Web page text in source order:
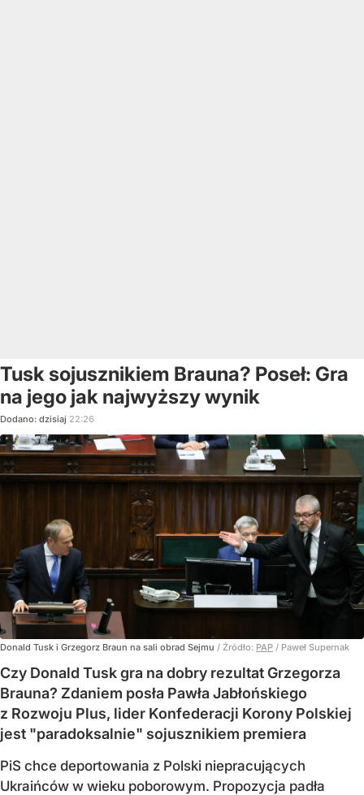
Tusk sojusznikiem Brauna? Poseł: Gra
na jego jak najwyższy wynik
Dodano: dzisiaj 22:26
Donald Tusk i Grzegorz Braun na sali obrad Sejmu / Źródło: PAP / Paweł Supernak
Czy Donald Tusk gra na dobry rezultat Grzegorza
Brauna? Zdaniem posła Pawła Jabłońskiego
z Rozwoju Plus, lider Konfederacji Korony Polskiej
jest "paradoksalnie" sojusznikiem premiera
PiS chce deportowania z Polski niepracujących
Ukraińców w wieku poborowym. Propozycja padła